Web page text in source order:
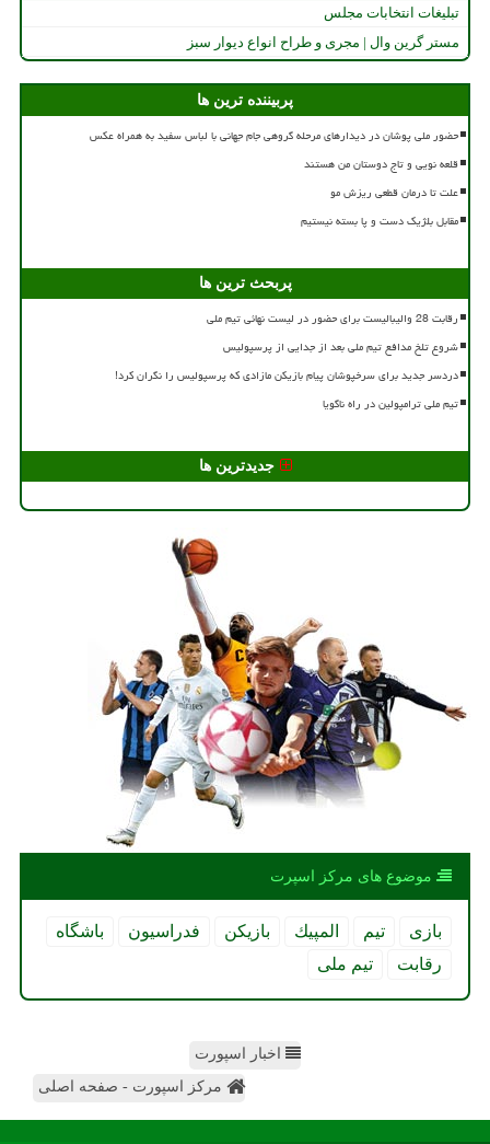
تبلیغات انتخابات مجلس
مستر گرین وال | مجری و طراح انواع دیوار سبز
پربیننده ترین ها
حضور ملی پوشان در دیدارهای مرحله گروهی جام جهانی با لباس سفید به همراه عکس
قلعه نویی و تاج دوستان من هستند
علت تا درمان قطعی ریزش مو
مقابل بلژیک دست و پا بسته نیستیم
پربحث ترین ها
رقابت 28 والیبالیست برای حضور در لیست نهائی تیم ملی
شروع تلخ مدافع تیم ملی بعد از جدایی از پرسپولیس
دردسر جدید برای سرخپوشان پیام بازیکن مازادی که پرسپولیس را نگران کرد!
تیم ملی ترامپولین در راه ناگویا
جدیدترین ها
موضوع های مركز اسپرت
بازی تیم المپیك بازیكن فدراسیون
باشگاه
رقابت
تیم ملی
اخبار اسپورت
مرکز اسپورت - صفحه اصلی